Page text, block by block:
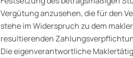
Vergütung anzusehen, die für den
stehe im Widerspruch zu dem
resultierenden
Die eigenverantwort­liche